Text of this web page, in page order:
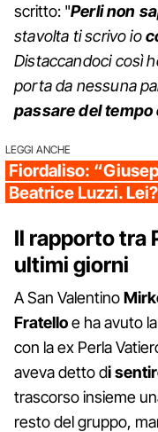
scritto: "Perli non
stavolta ti scrivo io
Distaccandoci così
porta da nessuna
passare del tempo
LEGGI ANCHE
Fiordaliso:
Beatrice Luzzi.
Il rapporto tra
ultimi giorni
A San Valentino
Fratelloe ha avuto
con la ex Perla
aveva detto di
trascorso insieme
resto del gruppo,